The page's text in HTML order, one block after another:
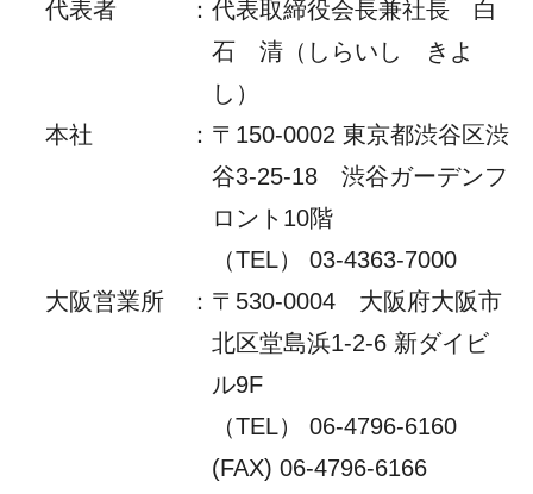
代表者
： 代表取締役会長兼社長 白
石 清（しらいし きよ
し）
本社
： 〒150-0002 東京都渋谷区渋
谷3-25-18 渋谷ガーデンフ
ロント10階
（TEL） 03-4363-7000
大阪営業所
： 〒530-0004 大阪府大阪市
北区堂島浜1-2-6 新ダイビ
ル9F
（TEL） 06-4796-6160
(FAX) 06-4796-6166